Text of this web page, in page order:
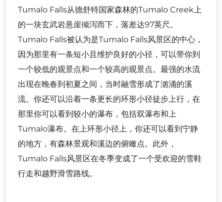
Tumalo Falls从德舒特国家森林的Tumalo Creek上
的一块玄武岩悬崖倾泻而下，落差达97英尺。
Tumalo Falls被认为是Tumalo Falls风景区的中心，
因为那里有一条短小且维护良好的小径，可以带你到
一个较低的观景点和一个较高的观景点。最强的水流
出现在晚春到初夏之间，当时融雪形成了汹涌的溪
流。你还可以沿着一条更长的环形小径徒步上行，在
那里你可以看到较小的瀑布，包括双瀑布和上
Tumalo瀑布。在上环形小径上，你还可以看到宁静
的地方，有森林景观和溪边的俯瞰点。此外，
Tumalo Falls风景区在冬季变成了一个受欢迎的雪鞋
行走和越野滑雪路线。